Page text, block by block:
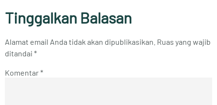
Tinggalkan Balasan
Alamat email Anda tidak akan dipublikasikan. Ruas yang wajib
ditandai *
Komentar*